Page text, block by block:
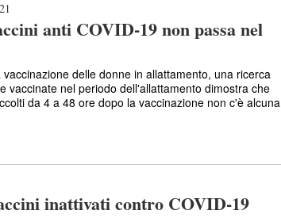
anti COVID-19 non passa nel
delle donne in allattamento, una ricerca
vaccinate nel periodo dell'allattamento dimostra che
da 4 a 48 ore dopo la vaccinazione non c'è alcuna
inattivati contro COVID-19